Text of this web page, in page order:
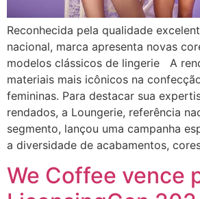
Reconhecida pela qualidade
nacional, marca apresenta novas
modelos clássicos de lingerie A
materiais mais icônicos na
femininas. Para destacar sua
rendados, a Loungerie, referência
segmento, lançou uma campanha
a diversidade de acabamentos,
We Coffee vence